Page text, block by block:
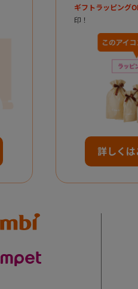
ギフトラッピング
印！
詳しくは
Combi